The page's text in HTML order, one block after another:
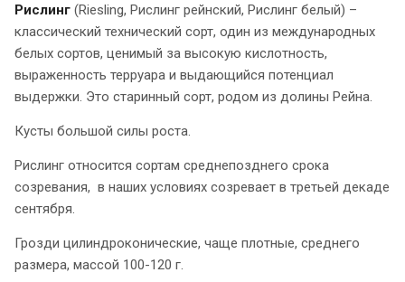
Рислинг (Riesling, Рислинг рейнский, Рислинг белый) –
классический технический сорт, один из международных
белых сортов, ценимый за высокую кислотность,
выраженность терруара и выдающийся потенциал
выдержки. Это старинный сорт, родом из долины Рейна.
Кусты большой силы роста.
Рислинг относится сортам среднепозднего срока
созревания, в наших условиях созревает в третьей декаде
сентября.
Грозди цилиндроконические, чаще плотные, среднего
размера, массой 100-120 г.